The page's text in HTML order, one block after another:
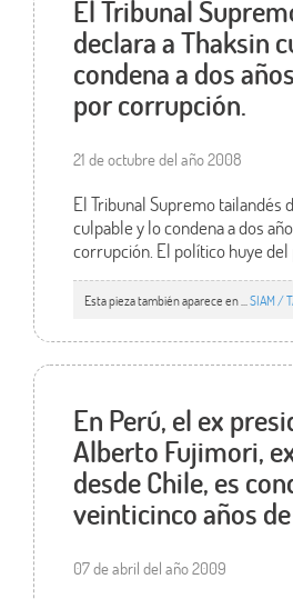
El Tribunal
declara a Thaksin
condena a dos
por corrupción.
21 de octubre del año 2008
El Tribunal Supremo tailandés
culpable y lo condena a dos
corrupción. El político huye del
Esta pieza también aparece en ... SIAM /
En Perú, el ex
Alberto Fujimori,
desde Chile, es
veinticinco años
07 de abril del año 2009